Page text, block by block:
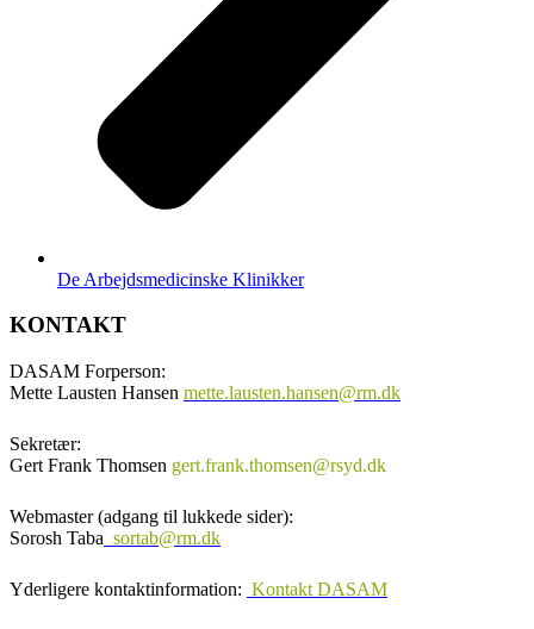
De Arbejdsmedicinske Klinikker
KONTAKT
DASAM Forperson:
Mette Lausten Hansen mette.lausten.hansen@rm.dk
Sekretær:
Gert Frank Thomsen gert.frank.thomsen@rsyd.dk
Webmaster (adgang til lukkede sider):
Sorosh Taba sortab@rm.dk
Yderligere kontaktinformation: Kontakt DASAM